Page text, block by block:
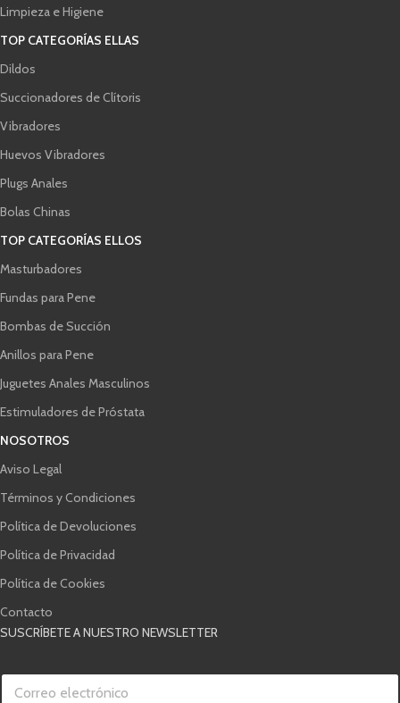
Limpieza e Higiene
TOP CATEGORÍAS ELLAS
Dildos
Succionadores de Clítoris
Vibradores
Huevos Vibradores
Plugs Anales
Bolas Chinas
TOP CATEGORÍAS ELLOS
Masturbadores
Fundas para Pene
Bombas de Succión
Anillos para Pene
Juguetes Anales Masculinos
Estimuladores de Próstata
NOSOTROS
Aviso Legal
Términos y Condiciones
Política de Devoluciones
Política de Privacidad
Política de Cookies
Contacto
SUSCRÍBETE A NUESTRO NEWSLETTER
C